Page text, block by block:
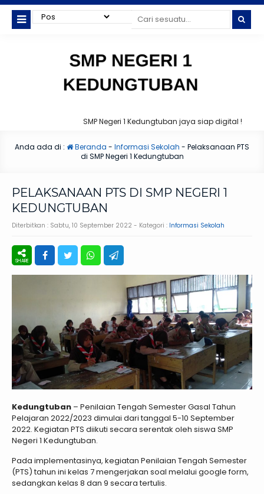
SMP Negeri 1 Kedungtuban jaya siap digital !
Anda ada di : Beranda - Informasi Sekolah - Pelaksanaan PTS
di SMP Negeri 1 Kedungtuban
PELAKSANAAN PTS DI SMP NEGERI 1
KEDUNGTUBAN
Diterbitkan : Sabtu, 10 September 2022 - Kategori : Informasi Sekolah
Kedungtuban – Penilaian Tengah Semester Gasal Tahun
Pelajaran 2022/2023 dimulai dari tanggal 5-10 September
2022. Kegiatan PTS diikuti secara serentak oleh siswa SMP
Negeri 1 Kedungtuban.
Pada implementasinya, kegiatan Penilaian Tengah Semester
(PTS) tahun ini kelas 7 mengerjakan soal melalui google form,
sedangkan kelas 8 dan 9 secara tertulis.